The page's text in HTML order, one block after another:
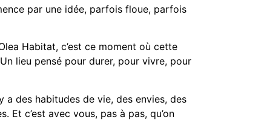
par une idée, parfois floue, parfois
Habitat, c’est ce moment où cette
lieu pensé pour durer, pour vivre, pour
a des habitudes de vie, des envies, des
Et c’est avec vous, pas à pas, qu’on